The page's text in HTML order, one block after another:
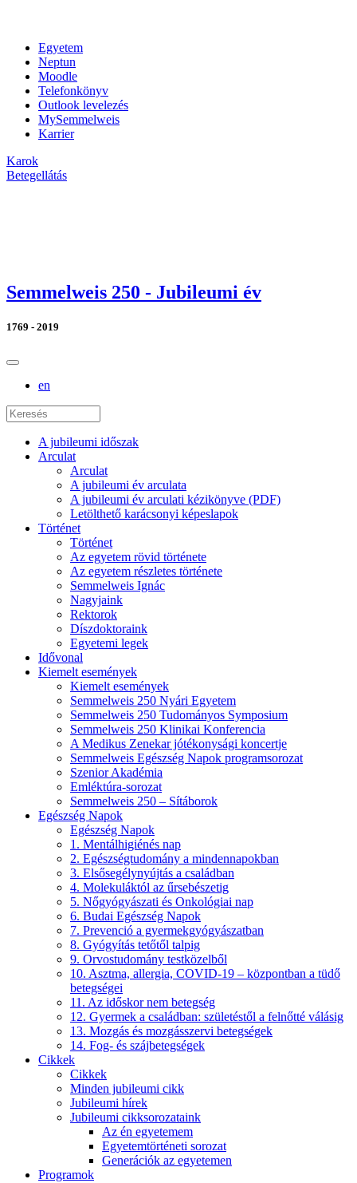
Egyetem
Neptun
Moodle
Telefonkönyv
Outlook levelezés
MySemmelweis
Karrier
Karok
Betegellátás
Semmelweis 250 - Jubileumi év
1769 - 2019
en
A jubileumi időszak
Arculat
Arculat
A jubileumi év arculata
A jubileumi év arculati kézikönyve (PDF)
Letölthető karácsonyi képeslapok
Történet
Történet
Az egyetem rövid története
Az egyetem részletes története
Semmelweis Ignác
Nagyjaink
Rektorok
Díszdoktoraink
Egyetemi legek
Idővonal
Kiemelt események
Kiemelt események
Semmelweis 250 Nyári Egyetem
Semmelweis 250 Tudományos Symposium
Semmelweis 250 Klinikai Konferencia
A Medikus Zenekar jótékonysági koncertje
Semmelweis Egészség Napok programsorozat
Szenior Akadémia
Emléktúra-sorozat
Semmelweis 250 – Sítáborok
Egészség Napok
Egészség Napok
1. Mentálhigiénés nap
2. Egészségtudomány a mindennapokban
3. Elsősegélynyújtás a családban
4. Molekuláktól az űrsebészetig
5. Nőgyógyászati és Onkológiai nap
6. Budai Egészség Napok
7. Prevenció a gyermekgyógyászatban
8. Gyógyítás tetőtől talpig
9. Orvostudomány testközelből
10. Asztma, allergia, COVID-19 – központban a tüdő
betegségei
11. Az időskor nem betegség
12. Gyermek a családban: születéstől a felnőtté válásig
13. Mozgás és mozgásszervi betegségek
14. Fog- és szájbetegségek
Cikkek
Cikkek
Minden jubileumi cikk
Jubileumi hírek
Jubileumi cikksorozataink
Az én egyetemem
Egyetemtörténeti sorozat
Generációk az egyetemen
Programok